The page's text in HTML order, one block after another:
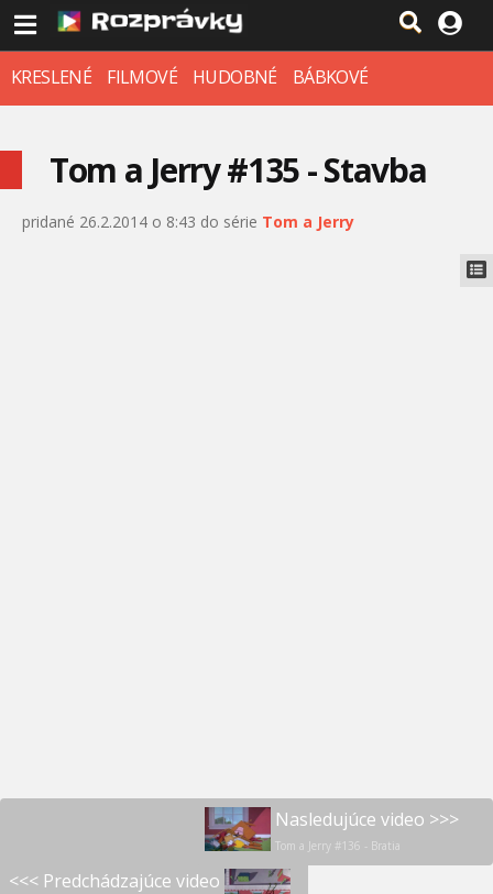
KRESLENÉ FILMOVÉ HUDOBNÉ BÁBKOVÉ
Tom a Jerry #135 - Stavba
pridané 26.2.2014 o 8:43 do série Tom a Jerry
Nasledujúce video >>>
Tom a Jerry #136 - Bratia
<<< Predchádzajúce video